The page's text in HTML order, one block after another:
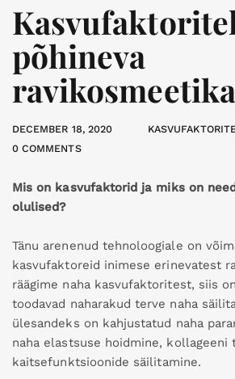
põhineva
DECEMBER 18, 2020
0 COMMENTS
Mis on kasvufaktorid ja miks on
olulised?
Tänu arenenud tehnoloogiale on
kasvufaktoreid inimese erinevatest
räägime naha kasvufaktoritest, siis
toodavad naharakud terve naha
ülesandeks on kahjustatud naha
naha elastsuse hoidmine, kollageeni
kaitsefunktsioonide säilitamine.